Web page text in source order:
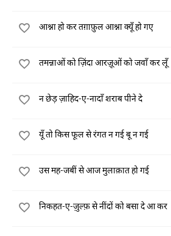
आश्ना हो कर तग़ाफ़ुल आश्ना क्यूँ हो गए
तमन्नाओं को ज़िंदा आरज़ूओं को जवाँ कर लूँ
न छेड़ ज़ाहिद-ए-नादाँ शराब पीने दे
यूँ तो किस फूल से रंगत न गई बू न गई
उस मह-जबीं से आज मुलाक़ात हो गई
निकहत-ए-ज़ुल्फ़ से नींदों को बसा दे आ कर